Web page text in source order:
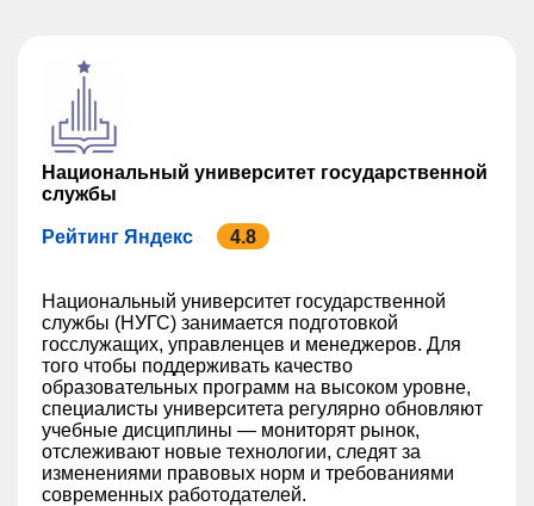
Национальный университет государственной
службы
Рейтинг Яндекс 4.8
Национальный университет государственной
службы (НУГС) занимается подготовкой
госслужащих, управленцев и менеджеров. Для
того чтобы поддерживать качество
образовательных программ на высоком уровне,
специалисты университета регулярно обновляют
учебные дисциплины — мониторят рынок,
отслеживают новые технологии, следят за
изменениями правовых норм и требованиями
современных работодателей.